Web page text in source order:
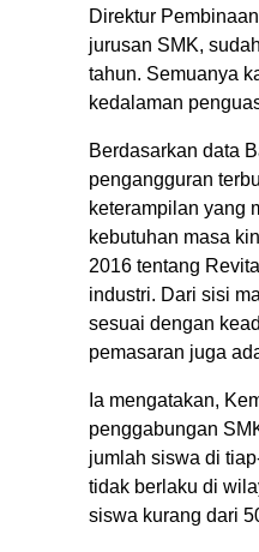
Direktur
jurusan SMK,
tahun. Semuanya
kedalaman
Berdasarkan data
pengangguran
keterampilan yang
kebutuhan masa
2016 tentang
industri. Dari sisi
sesuai dengan
pemasaran juga
Ia mengatakan,
penggabungan
jumlah siswa di
tidak berlaku di
siswa kurang dari